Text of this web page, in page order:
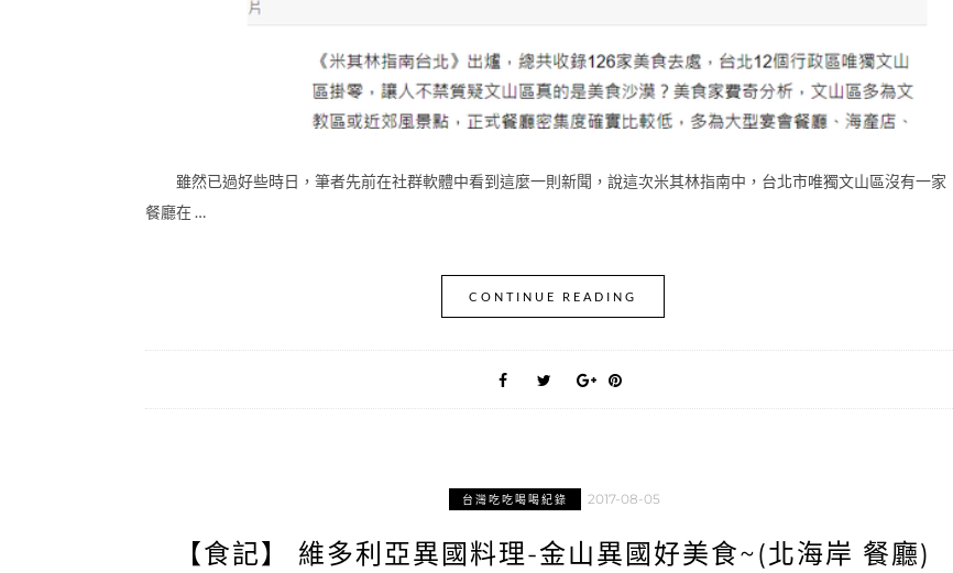
雖然已過好些時日，筆者先前在社群軟體中看到這麼一則新聞，說這次米其林指南中，台北市唯獨文山區沒有一家
餐廳在 …
CONTINUE READING
台灣吃吃喝喝紀錄 2017-08-05
【食記】 維多利亞異國料理-金山異國好美食~(北海岸 餐廳)